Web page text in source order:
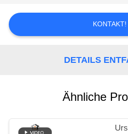
FÄLLE
POLICY
KONTAKT!
DETAILS
Ähnliche